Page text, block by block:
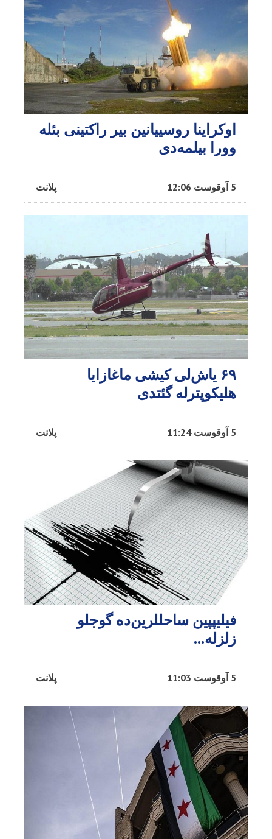
اوکراینا روسییانین بیر راکتینی بئله
وورا بیلمه‌دی
پلانت 5 آوقوست 12:06
۶۹ یاش‌لی کیشی ماغازایا
هلیکوپترله گئتدی
پلانت 5 آوقوست 11:24
فیلیپپین ساحللرین‌ده گوجلو
زلزله...
پلانت 5 آوقوست 11:03